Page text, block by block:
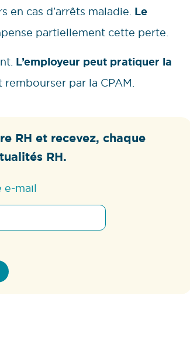
en cas d’arrêts maladie. Le
partiellement cette perte.
L’employeur peut pratiquer la
rembourser par la CPAM.
RH et recevez, chaque
RH.
e-mail